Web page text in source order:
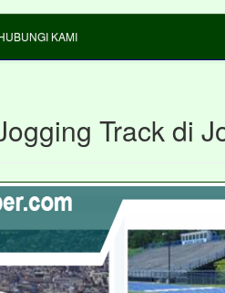
KAMI
Track di